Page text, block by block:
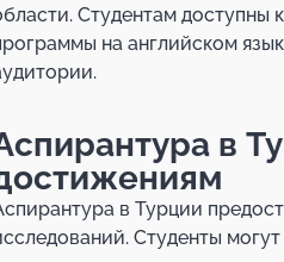
Студентам доступны
на английском
в
в Турции
Студенты